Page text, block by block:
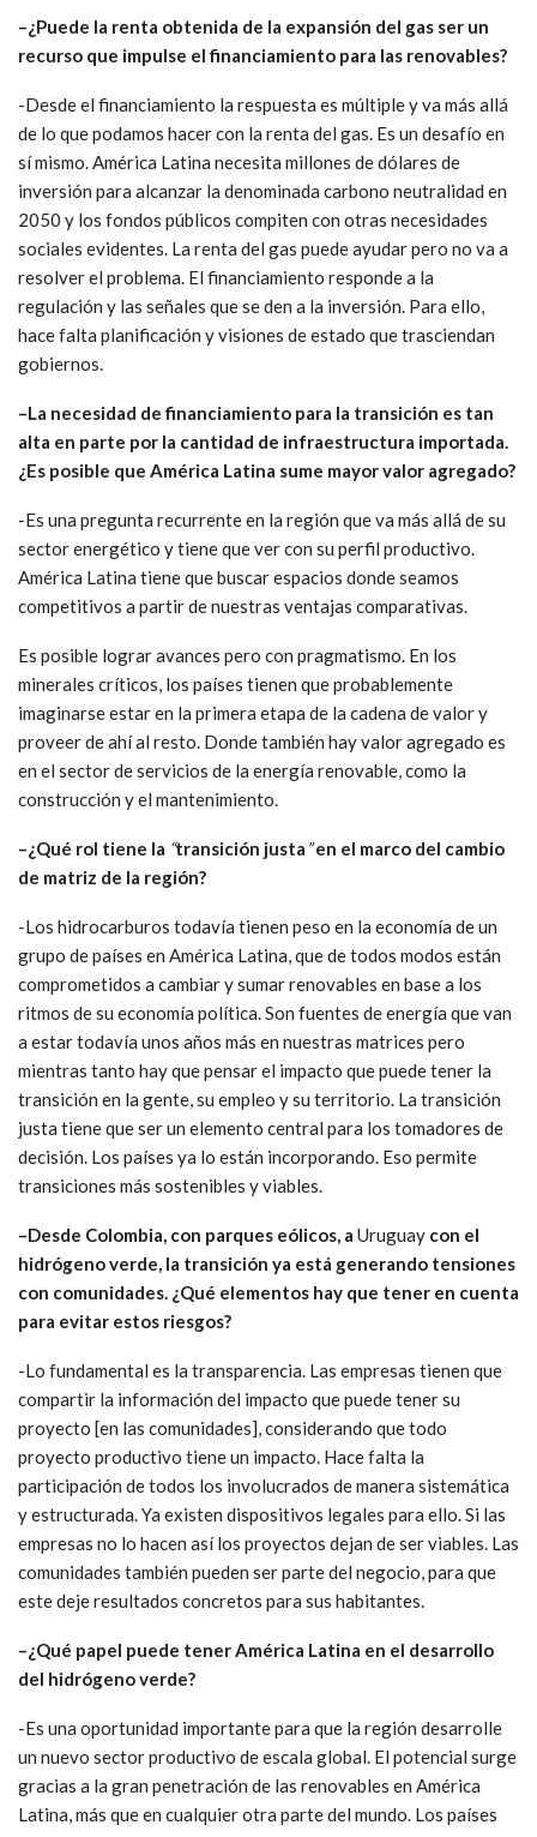
–¿Puede la renta obtenida de la expansión del gas ser un
recurso que impulse el financiamiento para las renovables?
-Desde el financiamiento la respuesta es múltiple y va más allá
de lo que podamos hacer con la renta del gas. Es un desafío en
sí mismo. América Latina necesita millones de dólares de
inversión para alcanzar la denominada carbono neutralidad en
2050 y los fondos públicos compiten con otras necesidades
sociales evidentes. La renta del gas puede ayudar pero no va a
resolver el problema. El financiamiento responde a la
regulación y las señales que se den a la inversión. Para ello,
hace falta planificación y visiones de estado que trasciendan
gobiernos.
–La necesidad de financiamiento para la transición es tan
alta en parte por la cantidad de infraestructura importada.
¿Es posible que América Latina sume mayor valor agregado?
-Es una pregunta recurrente en la región que va más allá de su
sector energético y tiene que ver con su perfil productivo.
América Latina tiene que buscar espacios donde seamos
competitivos a partir de nuestras ventajas comparativas.
Es posible lograr avances pero con pragmatismo. En los
minerales críticos, los países tienen que probablemente
imaginarse estar en la primera etapa de la cadena de valor y
proveer de ahí al resto. Donde también hay valor agregado es
en el sector de servicios de la energía renovable, como la
construcción y el mantenimiento.
–¿Qué rol tiene la “transición justa”en el marco del cambio
de matriz de la región?
-Los hidrocarburos todavía tienen peso en la economía de un
grupo de países en América Latina, que de todos modos están
comprometidos a cambiar y sumar renovables en base a los
ritmos de su economía política. Son fuentes de energía que van
a estar todavía unos años más en nuestras matrices pero
mientras tanto hay que pensar el impacto que puede tener la
transición en la gente, su empleo y su territorio. La transición
justa tiene que ser un elemento central para los tomadores de
decisión. Los países ya lo están incorporando. Eso permite
transiciones más sostenibles y viables.
–Desde Colombia, con parques eólicos, a Uruguay con el
hidrógeno verde, la transición ya está generando tensiones
con comunidades. ¿Qué elementos hay que tener en cuenta
para evitar estos riesgos?
-Lo fundamental es la transparencia. Las empresas tienen que
compartir la información del impacto que puede tener su
proyecto [en las comunidades], considerando que todo
proyecto productivo tiene un impacto. Hace falta la
participación de todos los involucrados de manera sistemática
y estructurada. Ya existen dispositivos legales para ello. Si las
empresas no lo hacen así los proyectos dejan de ser viables. Las
comunidades también pueden ser parte del negocio, para que
este deje resultados concretos para sus habitantes.
–¿Qué papel puede tener América Latina en el desarrollo
del hidrógeno verde?
-Es una oportunidad importante para que la región desarrolle
un nuevo sector productivo de escala global. El potencial surge
gracias a la gran penetración de las renovables en América
Latina, más que en cualquier otra parte del mundo. Los países